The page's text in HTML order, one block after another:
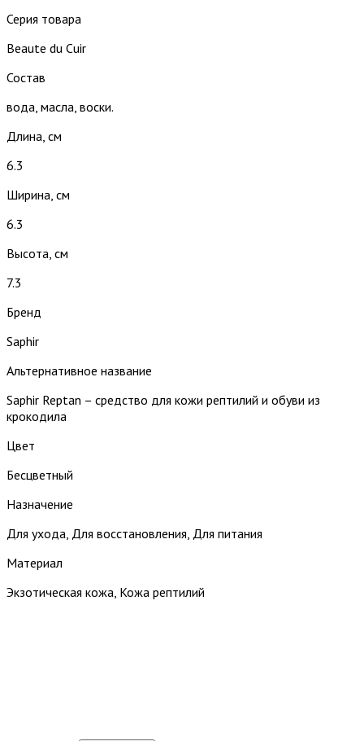
Серия товара
Beaute du Cuir
Состав
вода, масла, воски.
Длина, см
6.3
Ширина, см
6.3
Высота, см
7.3
Бренд
Saphir
Альтернативное название
Saphir Reptan – средство для кожи рептилий и обуви из
крокодила
Цвет
Бесцветный
Назначение
Для ухода, Для восстановления, Для питания
Материал
Экзотическая кожа, Кожа рептилий